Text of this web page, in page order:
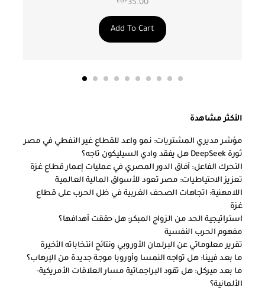
35.00
Add To Cart
الأكثر مشاهدة
مؤشر مديري المشتريات: نمو واعد للقطاع غير النفطي في مصر
ثورة DeepSeek هل يفقد وادي السيليكون تاجه؟
التحرك الفاعل: آفاق الدور المصري في عمليات إعمار قطاع غزة
تعزيز الاحتياطيات: مصر تعود للأسواق المالية العالمية
اللامهنية: اتجاهات الصحف الغربية في ظل الحرب على قطاع
غزة
استراتيجية الحد من الزواج المبكر: هل حققت أهدافها؟
مفهوم الحرب النفسية
تقرير معلوماتي عن البرلمان الأوروبي ونتائج انتخاباته الأخيرة
ما بعد فيينا: هل تواجه النمسا وأوروبا موجة جديدة من الإرهاب؟
ما بعد ميركل: هل تقود البراجماتية مسار العلاقات الأمريكية-
الألمانية؟